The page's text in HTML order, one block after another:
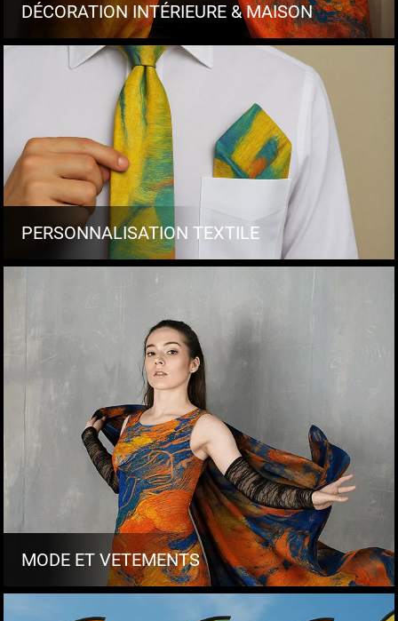
DÉCORATION INTÉRIEURE & MAISON
PERSONNALISATION TEXTILE
MODE ET VETEMENTS